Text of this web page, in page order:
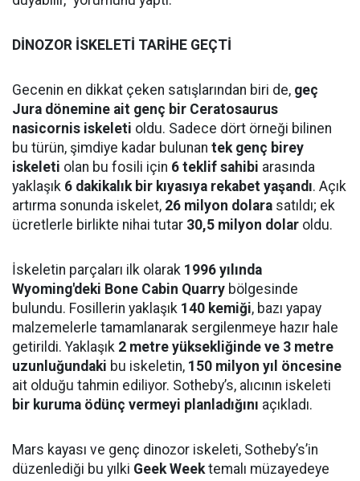
DİNOZOR İSKELETİ TARİHE GEÇTİ
Gecenin en dikkat çeken satışlarından biri de, geç
Jura dönemine ait genç bir Ceratosaurus
nasicornis iskeleti oldu. Sadece dört örneği bilinen
bu türün, şimdiye kadar bulunan tek genç birey
iskeleti olan bu fosili için 6 teklif sahibi arasında
yaklaşık 6 dakikalık bir kıyasıya rekabet yaşandı. Açık
artırma sonunda iskelet, 26 milyon dolara satıldı; ek
ücretlerle birlikte nihai tutar 30,5 milyon dolar oldu.
İskeletin parçaları ilk olarak 1996 yılında
Wyoming'deki Bone Cabin Quarry bölgesinde
bulundu. Fosillerin yaklaşık 140 kemiği, bazı yapay
malzemelerle tamamlanarak sergilenmeye hazır hale
getirildi. Yaklaşık 2 metre yüksekliğinde ve 3 metre
uzunluğundaki bu iskeletin, 150 milyon yıl öncesine
ait olduğu tahmin ediliyor. Sotheby’s, alıcının iskeleti
bir kuruma ödünç vermeyi planladığını açıkladı.
Mars kayası ve genç dinozor iskeleti, Sotheby’s’in
düzenlediği bu yılki Geek Week temalı müzayedeye